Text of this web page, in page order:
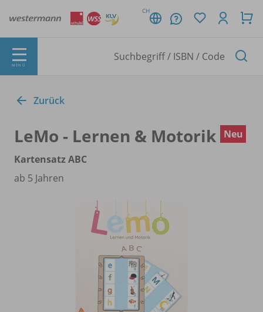
CH
MENÜ
Zurück
LeMo - Lernen & Motorik
Neu
Kartensatz ABC
ab 5 Jahren